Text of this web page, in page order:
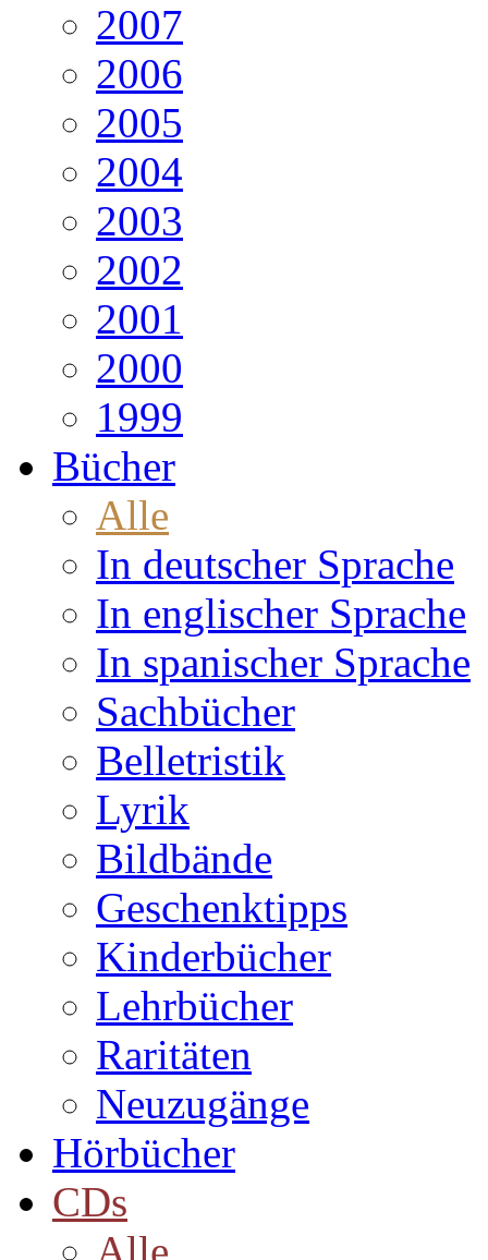
2007
2006
2005
2004
2003
2002
2001
2000
1999
Bücher
Alle
In deutscher Sprache
In englischer Sprache
In spanischer Sprache
Sachbücher
Belletristik
Lyrik
Bildbände
Geschenktipps
Kinderbücher
Lehrbücher
Raritäten
Neuzugänge
Hörbücher
CDs